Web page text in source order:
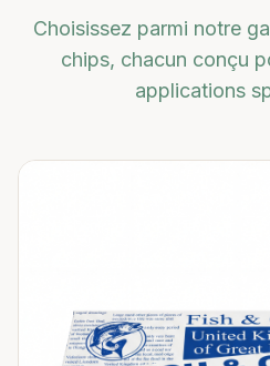
Choisissez parmi notre
chips, chacun conçu
applications